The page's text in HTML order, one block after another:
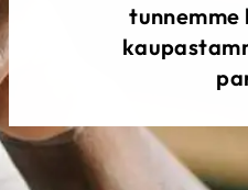
tunnemme